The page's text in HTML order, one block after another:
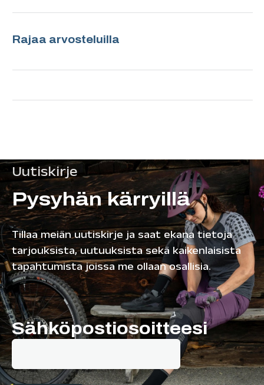
Rajaa arvosteluilla
Uutiskirje
Pysyhän kärryillä
Tillaa meiän uutiskirje ja saat ekana tietoja
tarjouksista, uutuuksista sekä kaikenlaisista
tapahtumista joissa me ollaan osallisia.
Sähköpostiosoitteesi